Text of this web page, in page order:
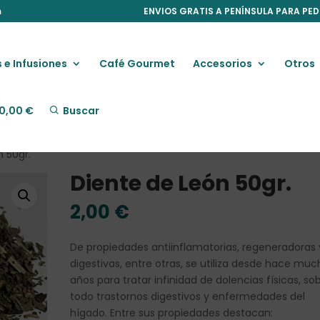
ENVIOS GRATIS A PENÍNSULA PARA
e Infusiones Café Gourmet Accesorios Otros
0,00 € Buscar
50gr.
Diente de León 50gr.
2,00 €
De propiedades antiinflamatorias, regeneradoras
digestivas, entre otras, se utiliza desde hace
años para tratar infinidad de dolencias físicas,
todo trastornos digestivos y enfermedades del
hígado. Entre sus propiedades destacan: